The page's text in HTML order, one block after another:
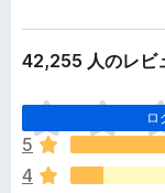
42,255 人のレビ
ロ
ま
だ
評
価
5
4